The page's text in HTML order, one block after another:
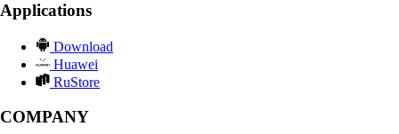
Applications
Download
Huawei
RuStore
COMPANY